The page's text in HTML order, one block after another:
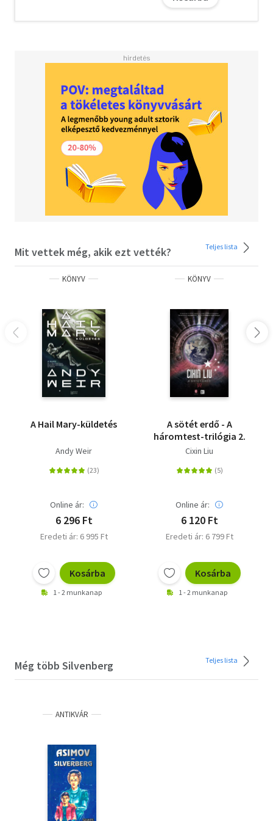
fantasztikus irodalom két nagy íróegyéniségének
Mit vettek még, akik ezt vették? Teljes lista
KÖNYV
A Hail Mary-küldetés
Andy Weir
Online ár:
6 296 Ft
Eredeti ár: 6 995 Ft
Kosárba
1 - 2 munkanap
KÖNYV
A sötét erdő - A
háromtest-trilógia 2.
Cixin Liu
Online ár:
6 120 Ft
Eredeti ár: 6 799 Ft
Kosárba
1 - 2 munkanap
Még több Silvenberg Teljes lista
ANTIKVÁR